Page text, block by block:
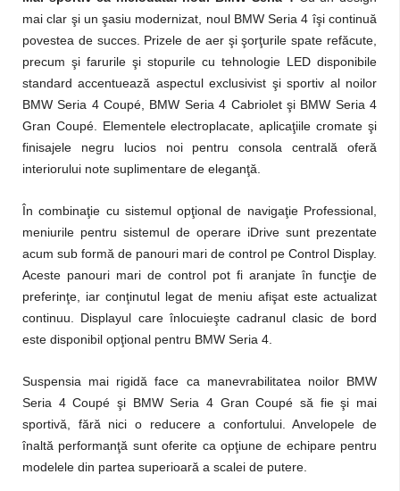
mai clar şi un şasiu modernizat, noul BMW Seria 4 îşi continuă
povestea de succes. Prizele de aer şi şorţurile spate refăcute,
precum şi farurile şi stopurile cu tehnologie LED disponibile
standard accentuează aspectul exclusivist şi sportiv al noilor
BMW Seria 4 Coupé, BMW Seria 4 Cabriolet şi BMW Seria 4
Gran Coupé. Elementele electroplacate, aplicaţiile cromate şi
finisajele negru lucios noi pentru consola centrală oferă
interiorului note suplimentare de eleganţă.
În combinaţie cu sistemul opţional de navigaţie Professional,
meniurile pentru sistemul de operare iDrive sunt prezentate
acum sub formă de panouri mari de control pe Control Display.
Aceste panouri mari de control pot fi aranjate în funcţie de
preferinţe, iar conţinutul legat de meniu afişat este actualizat
continuu. Displayul care înlocuieşte cadranul clasic de bord
este disponibil opţional pentru BMW Seria 4.
Suspensia mai rigidă face ca manevrabilitatea noilor BMW
Seria 4 Coupé şi BMW Seria 4 Gran Coupé să fie şi mai
sportivă, fără nici o reducere a confortului. Anvelopele de
înaltă performanţă sunt oferite ca opţiune de echipare pentru
modelele din partea superioară a scalei de putere.